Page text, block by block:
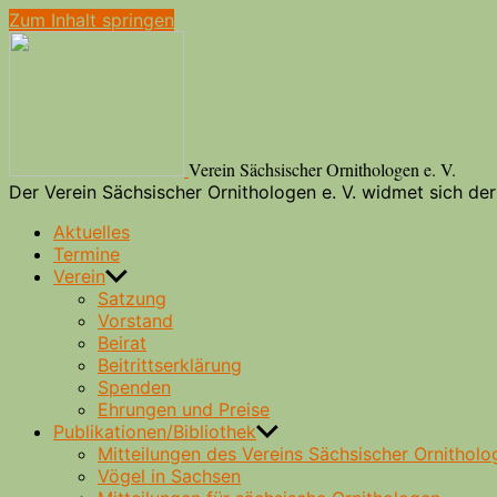
Zum Inhalt springen
Verein Sächsischer Ornithologen e. V.
Der Verein Sächsischer Ornithologen e. V. widmet sich
Aktuelles
Termine
Verein
Satzung
Vorstand
Beirat
Beitrittserklärung
Spenden
Ehrungen und Preise
Publikationen/Bibliothek
Mitteilungen des Vereins Sächsischer
Vögel in Sachsen